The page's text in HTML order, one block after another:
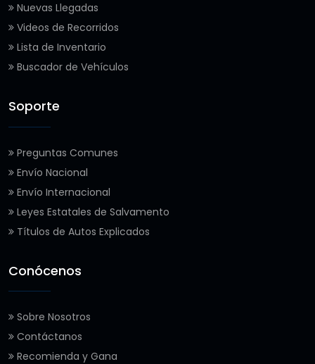
Nuevas Llegadas
Videos de Recorridos
Lista de Inventario
Buscador de Vehículos
Soporte
Preguntas Comunes
Envío Nacional
Envío Internacional
Leyes Estatales de Salvamento
Títulos de Autos Explicados
Conócenos
Sobre Nosotros
Contáctanos
Recomienda y Gana